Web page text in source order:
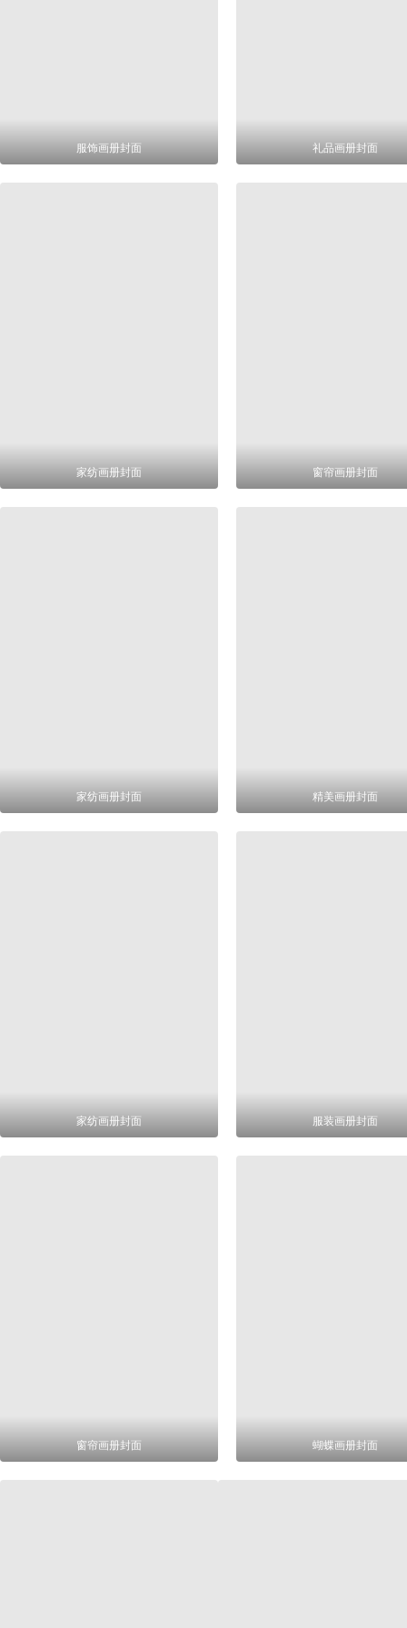
服饰画册封面 礼品画册封面
家纺画册封面 窗帘画册封面
家纺画册封面 精美画册封面
家纺画册封面 服装画册封面
窗帘画册封面 蝴蝶画册封面